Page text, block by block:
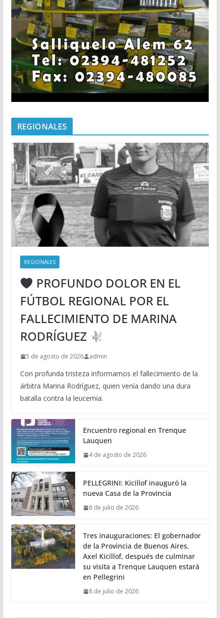
REGIONALES
REGIONALES
PROFUNDO DOLOR EN EL
FÚTBOL REGIONAL POR EL
FALLECIMIENTO DE MARINA
RODRÍGUEZ
5 de agosto de 2026 admin
Con profunda tristeza informamos el fallecimiento de la
árbitra Marina Rodríguez, quien venía dando una dura
batalla contra la leucemia.
Encuentro regional en Trenque
Lauquen
4 de agosto de 2026
PELLEGRINI: Kicillof inauguró la
nueva Casa de la Provincia
8 de julio de 2026
Tres inauguraciones: El gobernador
de la Provincia de Buenos Aires,
Axel Kicillof, después de culminar
su visita a Trenque Lauquen estará
en Pellegrini
8 de julio de 2026